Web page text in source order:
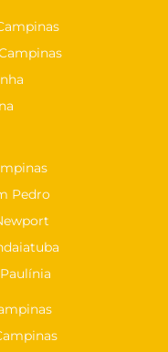
Pedro